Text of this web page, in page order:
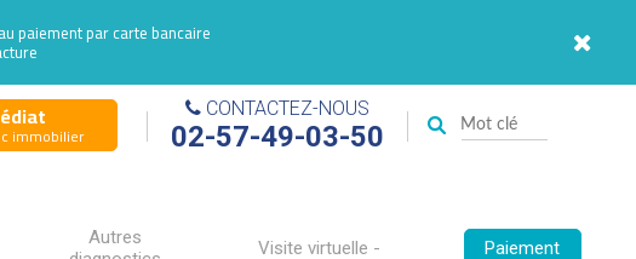
paiement par carte bancaire
immobilier
CONTACTEZ-NOUS
02-57-49-03-50
Autres
Visite virtuelle -
Paiement